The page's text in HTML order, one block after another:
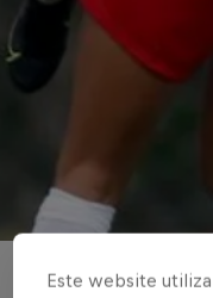
FUTEBOL FEMININO
Este website